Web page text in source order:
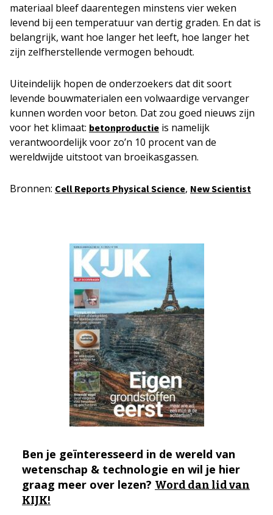
materiaal bleef daarentegen minstens vier weken
levend bij een temperatuur van dertig graden. En dat is
belangrijk, want hoe langer het leeft, hoe langer het
zijn zelfherstellende vermogen behoudt.
Uiteindelijk hopen de onderzoekers dat dit soort
levende bouwmaterialen een volwaardige vervanger
kunnen worden voor beton. Dat zou goed nieuws zijn
voor het klimaat: betonproductie is namelijk
verantwoordelijk voor zo’n 10 procent van de
wereldwijde uitstoot van broeikasgassen.
Bronnen: Cell Reports Physical Science, New Scientist
Ben je geïnteresseerd in de wereld van
wetenschap & technologie en wil je hier
graag meer over lezen? Word dan lid van
KIJK!